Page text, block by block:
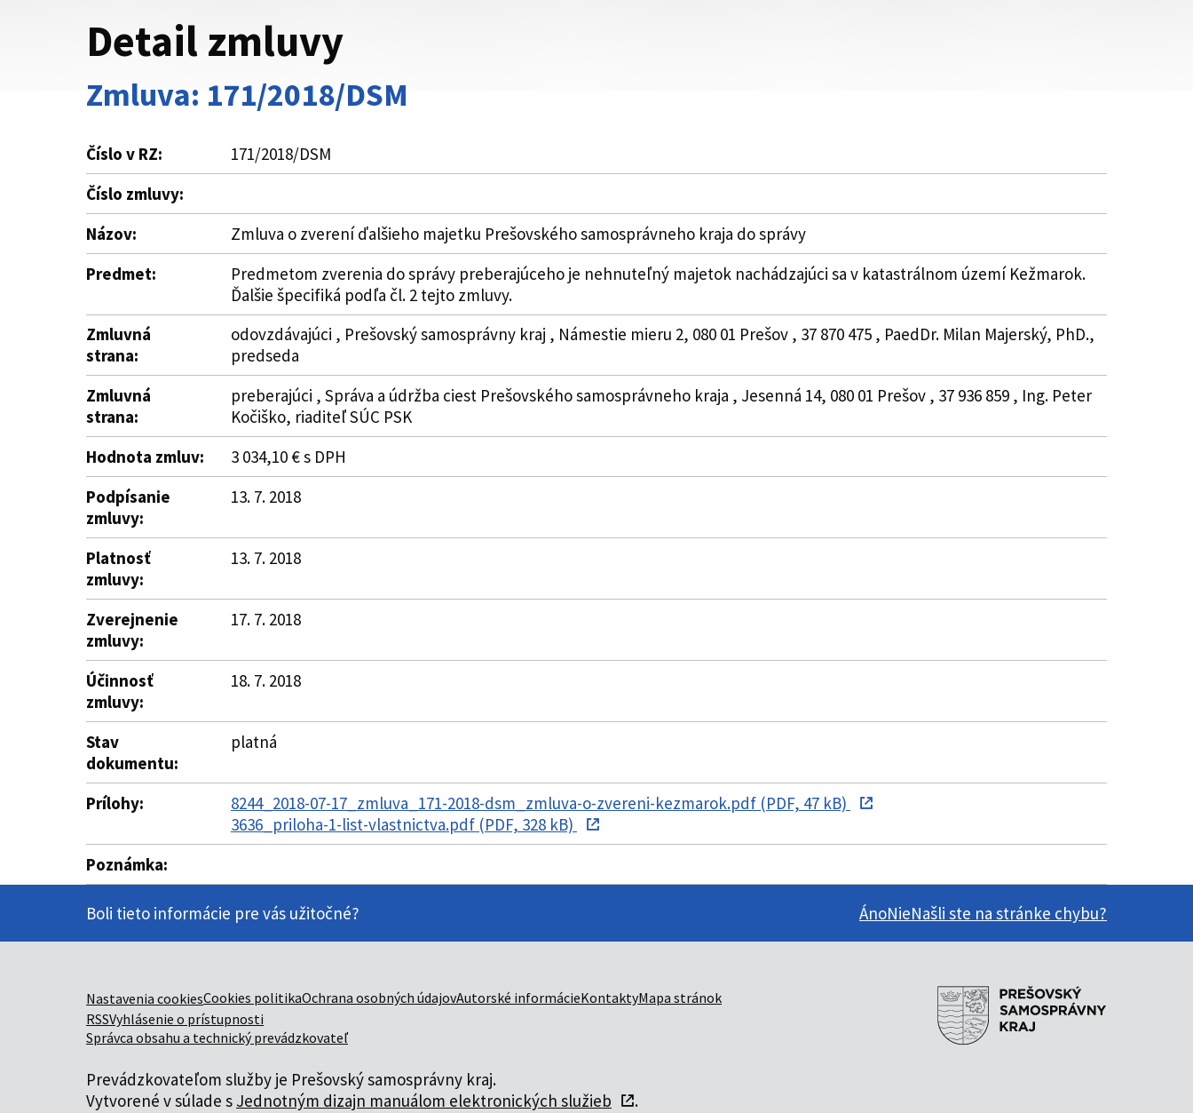
Detail zmluvy
Zmluva: 171/2018/DSM
Číslo v RZ:
171/2018/DSM
Číslo zmluvy:
Názov:
Zmluva o zverení ďalšieho majetku Prešovského samosprávneho kraja do správy
Predmet:
Predmetom zverenia do správy preberajúceho je nehnuteľný majetok nachádzajúci sa v katastrálnom území Kežmarok.
Ďalšie špecifiká podľa čl. 2 tejto zmluvy.
Zmluvná
strana:
odovzdávajúci , Prešovský samosprávny kraj , Námestie mieru 2, 080 01 Prešov , 37 870 475 , PaedDr. Milan Majerský, PhD.,
predseda
Zmluvná
strana:
preberajúci , Správa a údržba ciest Prešovského samosprávneho kraja , Jesenná 14, 080 01 Prešov , 37 936 859 , Ing. Peter
Kočiško, riaditeľ SÚC PSK
Hodnota zmluv:
3 034,10 € s DPH
Podpísanie
zmluvy:
13. 7. 2018
Platnosť
zmluvy:
13. 7. 2018
Zverejnenie
zmluvy:
17. 7. 2018
Účinnosť
zmluvy:
18. 7. 2018
Stav
dokumentu:
platná
Prílohy:
8244_2018-07-17_zmluva_171-2018-dsm_zmluva-o-zvereni-kezmarok.pdf (PDF, 47 kB)
3636_priloha-1-list-vlastnictva.pdf (PDF, 328 kB)
Poznámka:
Boli tieto informácie pre vás užitočné? ÁnoNieNašli ste na stránke chybu?
Nastavenia cookiesCookies politikaOchrana osobných údajovAutorské informácieKontaktyMapa stránok
RSSVyhlásenie o prístupnosti
Správca obsahu a technický prevádzkovateľ
Prevádzkovateľom služby je Prešovský samosprávny kraj.
Vytvorené v súlade s Jednotným dizajn manuálom elektronických služieb .